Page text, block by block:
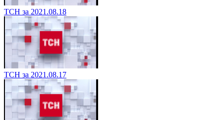
ТСН за 2021.08.18
ТСН за 2021.08.17